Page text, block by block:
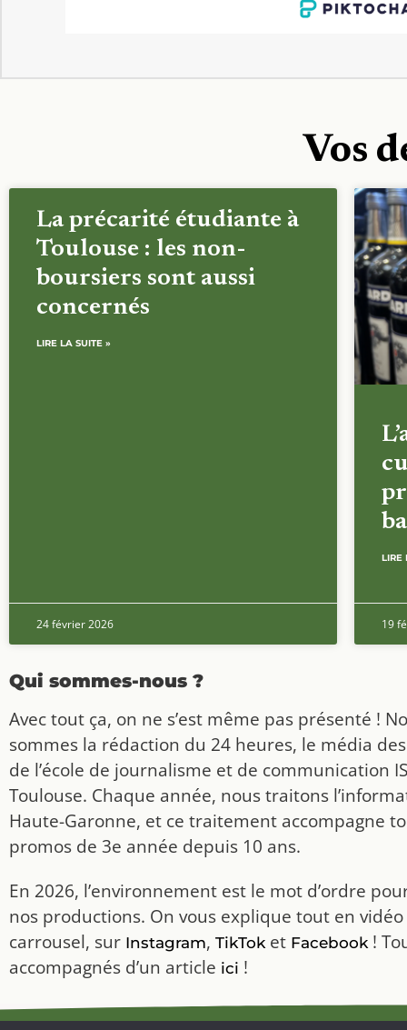
Vos
La précarité étudiante à
Toulouse : les non-
boursiers sont aussi
concernés
LIRE LA SUITE »
24 février 2026
LIRE
19
Qui sommes-nous ?
Avec tout ça, on ne s’est même pas présenté !
sommes la rédaction du 24 heures, le média
de l’école de journalisme et de communication
Toulouse. Chaque année, nous traitons
Haute-Garonne, et ce traitement accompagne
promos de 3e année depuis 10 ans.
En 2026, l’environnement est le mot d’ordre
nos productions. On vous explique tout en
carrousel, sur Instagram, TikToket Facebook!
accompagnés d’un article ici !